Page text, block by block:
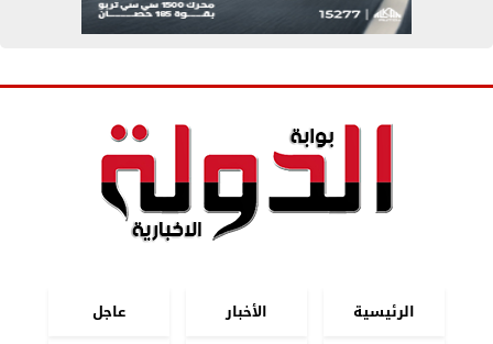
الرئيسية الأخبار
عاجل